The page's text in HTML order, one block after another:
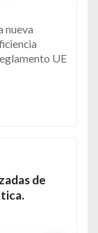
nueva
UE
de